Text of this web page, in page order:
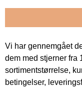
Vi har gennemgået
dem med stjerner fra
sortimentstørrelse,
betingelser,